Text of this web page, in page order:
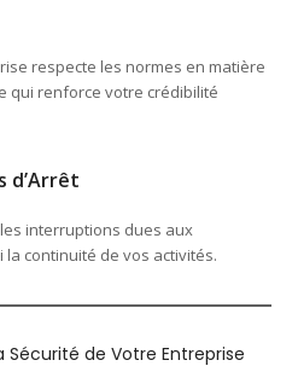
respecte les normes en matière
qui renforce votre crédibilité
d’Arrêt
interruptions dues aux
continuité de vos activités.
Sécurité de Votre Entreprise